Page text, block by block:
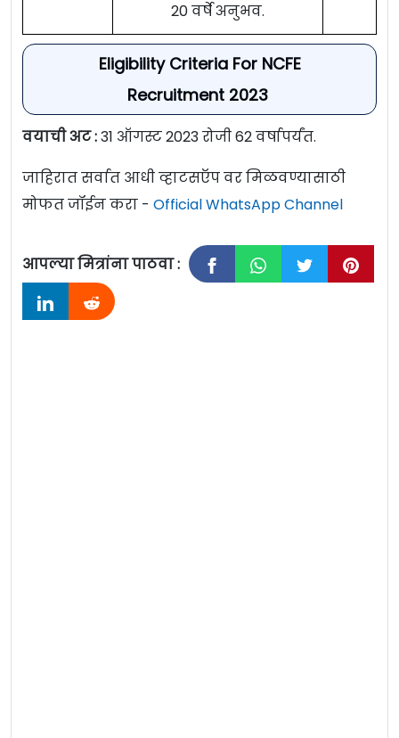
20 वर्षे अनुभव.
Eligibility Criteria For NCFE
Recruitment 2023
वयाची अट :31 ऑगस्ट 2023 रोजी 62 वर्षापर्यंत.
जाहिरात सर्वात आधी व्हाटसऍप वर मिळवण्यासाठी
मोफत जॉईन करा - Official WhatsApp Channel
आपल्या मित्रांना पाठवा :